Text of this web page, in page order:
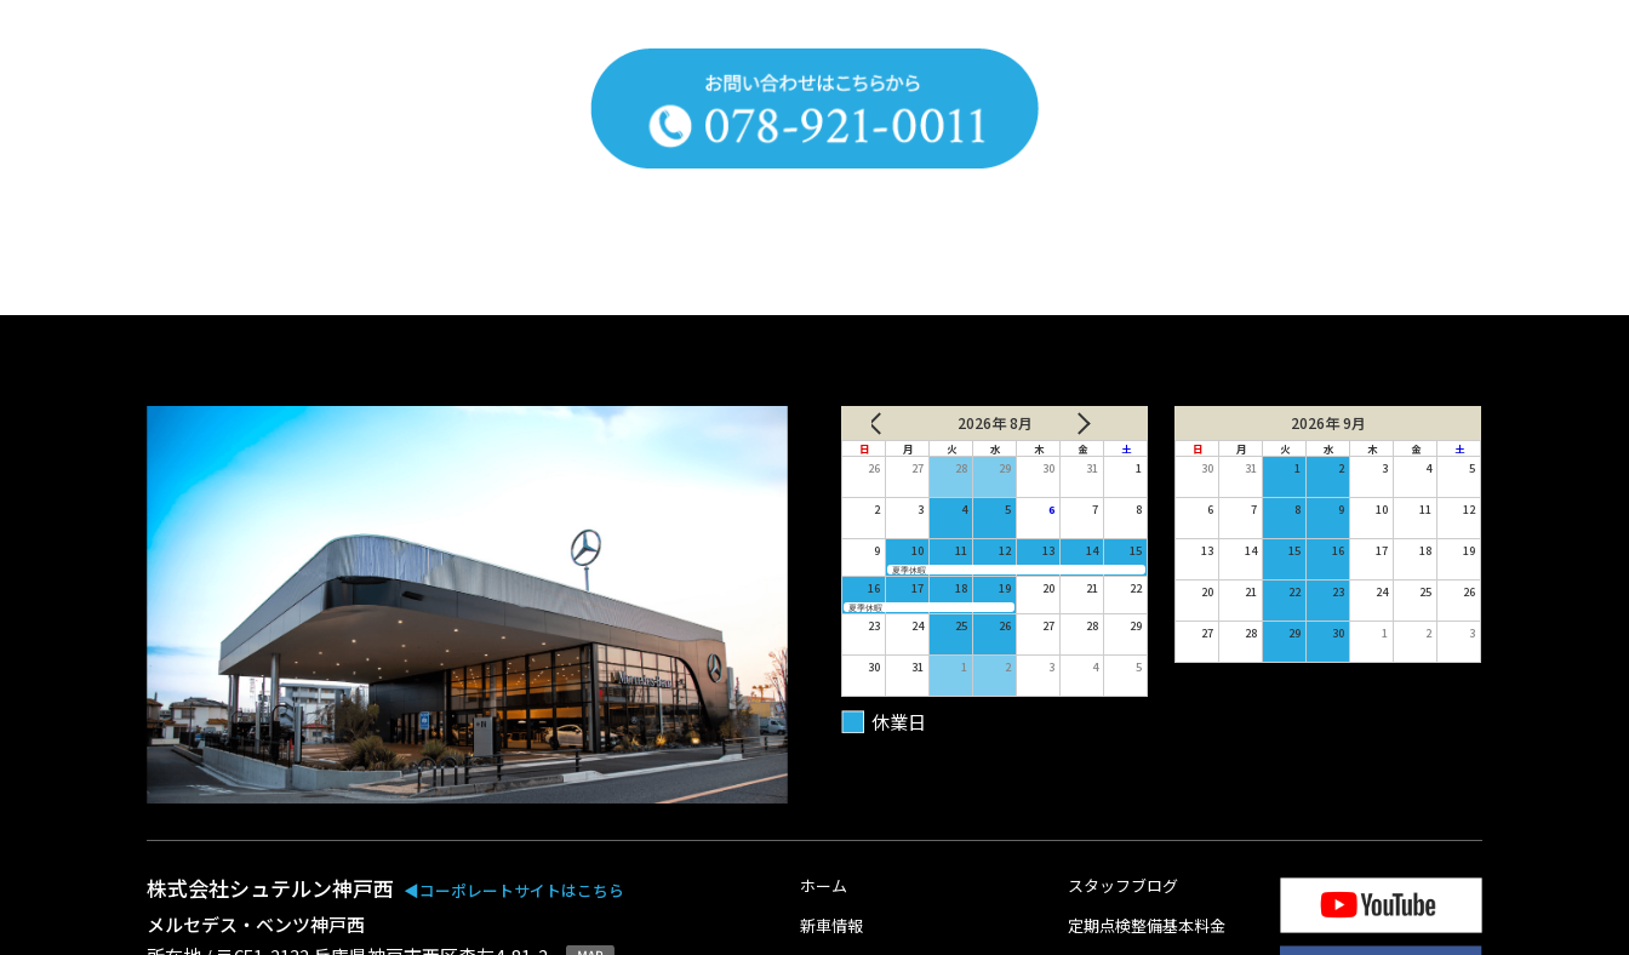
2026年 8月
日 月 火 水 木 金 土
26 27 28 29 30 31 1
2 3 4 5 6 7 8
9 10 11 12 13 14 15
夏季休暇
16 17 18 19 20 21 22
夏季休暇
23 24 25 26 27 28 29
30 31 1 2 3 4 5
2026年 9月
日 月 火 水 木 金 土
30 31 1 2 3 4 5
6 7 8 9 10 11 12
13 14 15 16 17 18 19
20 21 22 23 24 25 26
27 28 29 30 1 2 3
休業日
株式会社シュテルン神戸西 ◀︎コーポレートサイトはこちら
メルセデス・ベンツ神戸西
ホーム
新車情報
スタッフブログ
定期点検整備基本料金